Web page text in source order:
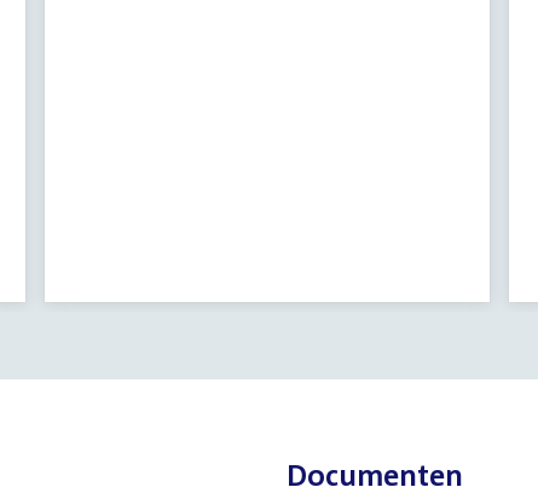
Documenten